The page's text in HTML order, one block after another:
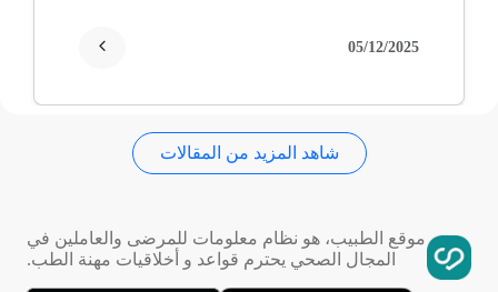
تمدد الأوعية الدموية
05/12/2025
شاهد المزيد من المقالات
موقع الطبيب، هو نظام معلومات للمرضى والعاملين في
المجال الصحي يحترم قواعد و أخلاقيات مهنة الطب.